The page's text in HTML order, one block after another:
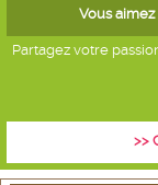
Vous
Partagez votre
>>